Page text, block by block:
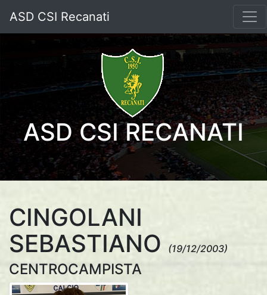
ASD CSI Recanati
ASD CSI RECANATI
CINGOLANI
SEBASTIANO
(19/12/2003)
CENTROCAMPISTA